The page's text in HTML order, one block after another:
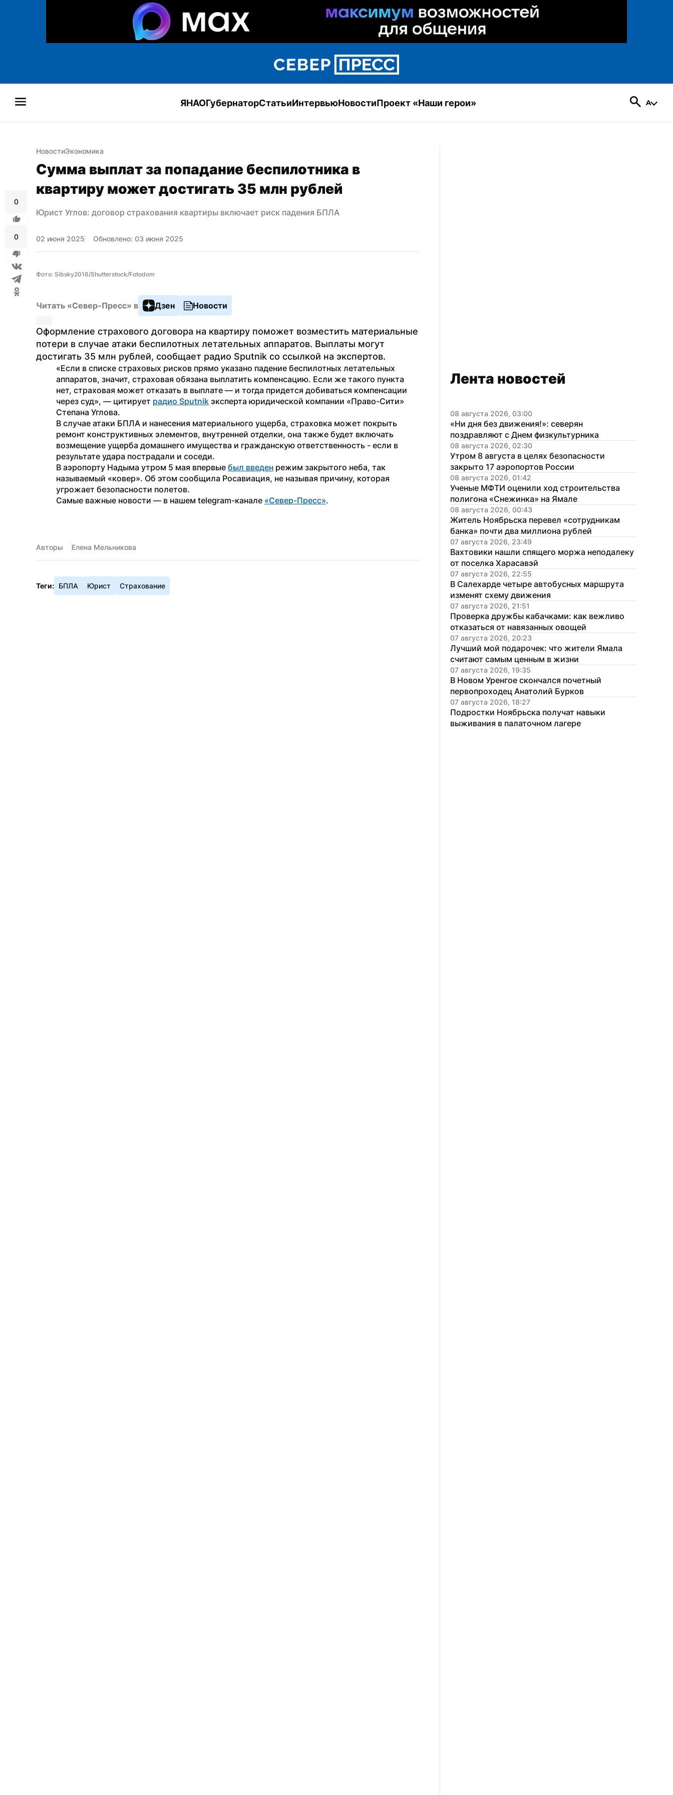
ЯНАОГубернаторСтатьиИнтервьюНовостиПроект «Наши герои»
0
0
НовостиЭкономика
Сумма выплат за попадание беспилотника в
квартиру может достигать 35 млн рублей
Юрист Углов: договор страхования квартиры включает риск падения БПЛА
02 июня 2025 Обновлено: 03 июня 2025
Фото: Sibsky2016/Shutterstock/Fotodom
Читать «Север-Пресс» в Дзен Новости
Оформление страхового договора на квартиру поможет возместить материальные
потери в случае атаки беспилотных летательных аппаратов. Выплаты могут
достигать 35 млн рублей, сообщает радио Sputnik со ссылкой на экспертов.
«Если в списке страховых рисков прямо указано падение беспилотных летательных
аппаратов, значит, страховая обязана выплатить компенсацию. Если же такого пункта
нет, страховая может отказать в выплате — и тогда придется добиваться компенсации
через суд», — цитирует радио Sputnik эксперта юридической компании «Право-Сити»
Степана Углова.
В случае атаки БПЛА и нанесения материального ущерба, страховка может покрыть
ремонт конструктивных элементов, внутренней отделки, она также будет включать
возмещение ущерба домашнего имущества и гражданскую ответственность - если в
результате удара пострадали и соседи.
В аэропорту Надыма утром 5 мая впервые был введен режим закрытого неба, так
называемый «ковер». Об этом сообщила Росавиация, не называя причину, которая
угрожает безопасности полетов.
Самые важные новости — в нашем telegram-канале «Север-Пресс».
Авторы Елена Мельникова
Теги: БПЛА Юрист Страхование
Лента новостей
08 августа 2026, 03:00
«Ни дня без движения!»: северян
поздравляют с Днем физкультурника
08 августа 2026, 02:30
Утром 8 августа в целях безопасности
закрыто 17 аэропортов России
08 августа 2026, 01:42
Ученые МФТИ оценили ход строительства
полигона «Снежинка» на Ямале
08 августа 2026, 00:43
Житель Ноябрьска перевел «сотрудникам
банка» почти два миллиона рублей
07 августа 2026, 23:49
Вахтовики нашли спящего моржа неподалеку
от поселка Харасавэй
07 августа 2026, 22:55
В Салехарде четыре автобусных маршрута
изменят схему движения
07 августа 2026, 21:51
Проверка дружбы кабачками: как вежливо
отказаться от навязанных овощей
07 августа 2026, 20:23
Лучший мой подарочек: что жители Ямала
считают самым ценным в жизни
07 августа 2026, 19:35
В Новом Уренгое скончался почетный
первопроходец Анатолий Бурков
07 августа 2026, 18:27
Подростки Ноябрьска получат навыки
выживания в палаточном лагере